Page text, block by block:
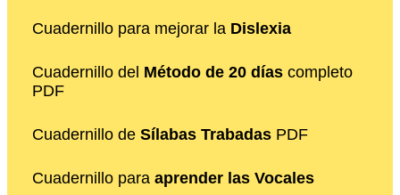
Cuadernillo para mejorar la Dislexia
Cuadernillo del Método de 20 días completo
PDF
Cuadernillo de Sílabas Trabadas PDF
Cuadernillo para aprender las Vocales